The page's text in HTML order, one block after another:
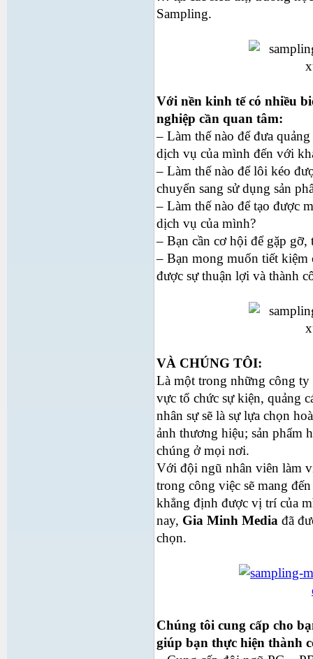
Sampling.
Với nền kinh tế có nhiều
nghiệp cần quan tâm:
– Làm thế nào để đưa
dịch vụ của mình đến với
– Làm thế nào để lôi kéo
chuyển sang sử dụng sản
– Làm thế nào để tạo được
dịch vụ của mình?
– Bạn cần cơ hội để gặp
– Bạn mong muốn tiết
được sự thuận lợi và thành
VÀ CHÚNG TÔI:
Là một trong những công
vực tổ chức sự kiện, quảng
nhân sự sẽ là sự lựa chọn
ảnh thương hiệu; sản phẩm
chúng ở mọi nơi.
Với đội ngũ nhân viên làm
trong công việc sẽ mang
khẳng định được vị trí của
nay, Gia Minh Media đã
chọn.
Chúng tôi cung cấp cho
giúp bạn thực hiện thành